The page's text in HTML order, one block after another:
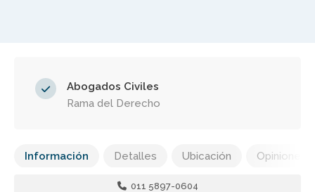
Abogados Civiles
Rama del Derecho
Información Detalles Ubicación Opiniones
011 5897-0604